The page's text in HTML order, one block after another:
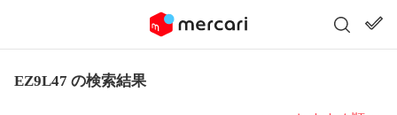
EZ9L47 の検索結果